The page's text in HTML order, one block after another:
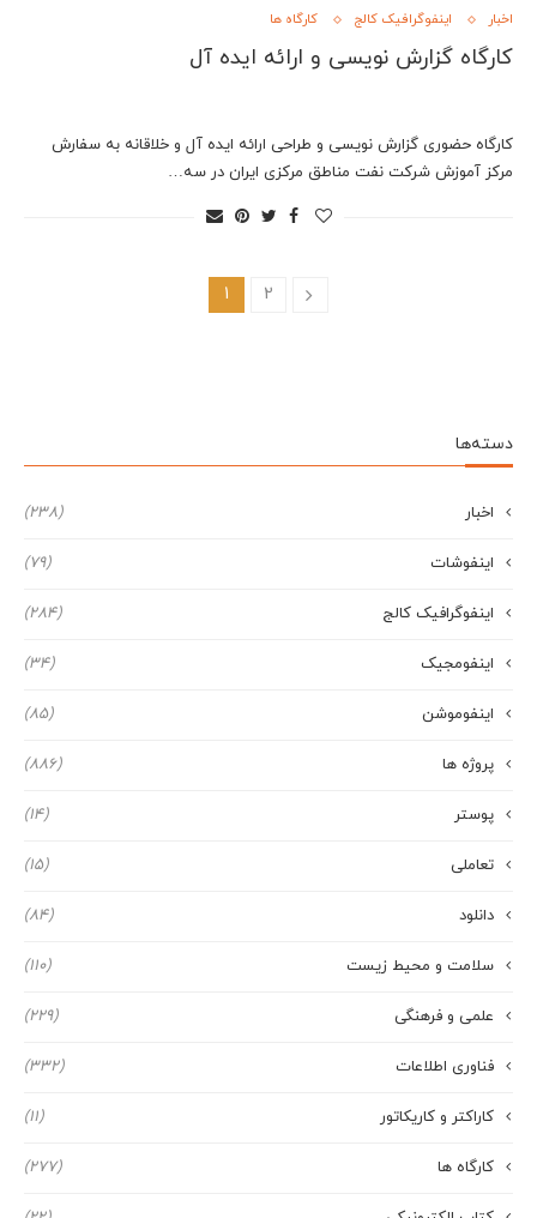
اخبار اینفوگرافیک کالج کارگاه ها
کارگاه گزارش نویسی و ارائه ایده آل
کارگاه حضوری گزارش نویسی و طراحی ارائه ایده آل و خلاقانه به سفارش
مرکز آموزش شرکت نفت مناطق مرکزی ایران در سه…
1 2
دسته‌ها
اخبار (238)
اینفوشات (79)
اینفوگرافیک کالج (284)
اینفومجیک (34)
اینفوموشن (85)
پروژه ها (886)
پوستر (14)
تعاملی (15)
دانلود (84)
سلامت و محیط زیست (110)
علمی و فرهنگی (229)
فناوری اطلاعات (332)
کاراکتر و کاریکاتور (11)
کارگاه ها (277)